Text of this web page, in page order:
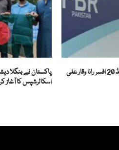
نااہلی اور کرپشن ثابت، ایف بی آر کے گریڈ 20 افسر رانا وقار علی
اسکالرشپس کا آغاز